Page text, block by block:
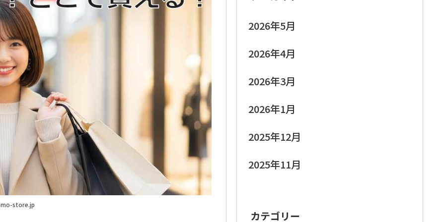
store.jp
2026年5月
2026年4月
2026年3月
2026年1月
2025年12月
2025年11月
カテゴリー